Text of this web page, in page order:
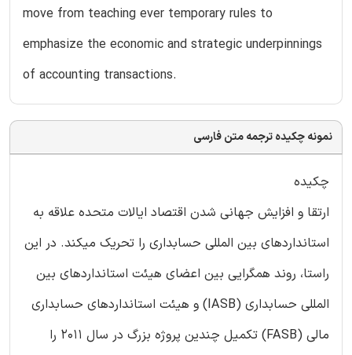
move from teaching ever temporary rules to
emphasize the economic and strategic underpinnings
of accounting transactions.
نمونه چکیده ترجمه متن فارسی
چکیده
ارتقا و افزایش جهانی شدن اقتصاد ایالات متحده علاقه به
استانداردهای بین المللی حسابداری را تحریک میکند. در این
راستا، روند همگرایی بین اعضای هیئت استانداردهای بین
المللی حسابداری (IASB) و هیئت استانداردهای حسابداری
مالی (FASB) تکمیل چندین پروژه بزرگ در سال 2011 را